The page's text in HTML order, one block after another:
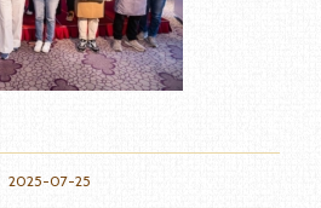
2025-07-25